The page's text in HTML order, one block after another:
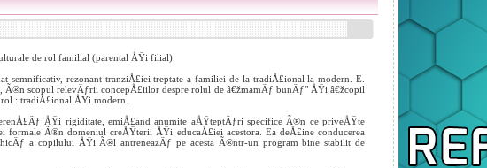
de rol familial (parental ÅŸi filial).
semnificativ, rezonant tranziÅ£iei treptate a familiei de la tradiÅ£ional la modern. E.
scopul relevÄƒrii concepÅ£iilor despre rolul de â€žmamÄƒ bunÄƒ" ÅŸi â€žcopil
: tradiÅ£ional ÅŸi modern.
ÅŸi rigiditate, emiÅ£and anumite aÅŸteptÄƒri specifice Ã®n ce priveÅŸte
Ã®n domeniul creÅŸterii ÅŸi educaÅ£iei acestora. Ea deÅ£ine conducerea
a copilului ÅŸi Ã®l antreneazÄƒ pe acesta Ã®ntr-un program bine stabilit de